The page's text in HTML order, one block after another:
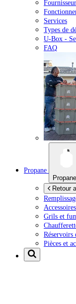
Services
Types de
U-Box -
FAQ
Propane
Propane
Retour
Grils et
Réservoirs
Pièces et